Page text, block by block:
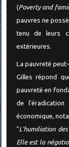
(Poverty and
pauvres ne
tenu de leurs
extérieures.
La pauvreté
Gilles répond
pauvreté en
de
économique,
"L'humiliation
Elle est la